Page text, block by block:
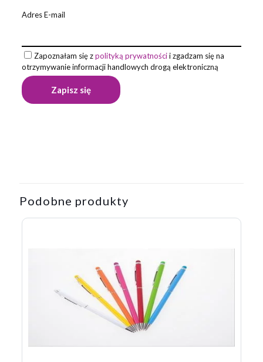
Adres E-mail
Zapoznałam się zpolityką prywatnościi zgadzam się na
otrzymywanie informacji handlowych drogą elektroniczną
bambusowy NATU”
Twój adres email nie zostanie opublikowany.
Wymagane pola
gwiazdek
2 z 5
gwiazdek
3 z 5
gwiazdek
4 z 5
gwiazdek
Podobne produkty